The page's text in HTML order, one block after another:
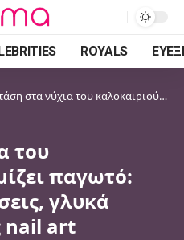
ROYALS
νύχια του καλοκαιριού θυμίζει παγωτό: Παστέλ αποχρώσεις, γλυκά σχέδια και ιδέες nail art
του
παγωτό:
γλυκά
nail art